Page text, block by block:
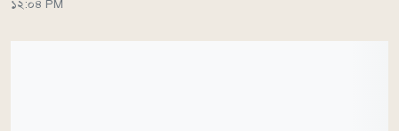
১২:০৪ PM